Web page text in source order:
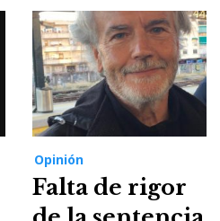
Opinión
Falta de rigor